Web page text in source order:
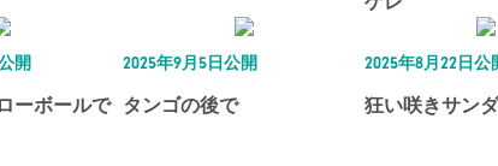
開
ーボールで
2025年9月5日公開
タンゴの後で
2025年8月22日公
狂い咲きサン